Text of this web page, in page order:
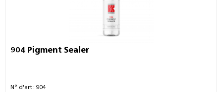
904 Pigment Sealer
N° d'art : 904